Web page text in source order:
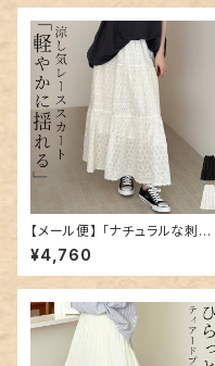
【メール便】 「ナチュラルな刺繍」
ティアード スカート レース アイ
レット／skirt093
¥4,760